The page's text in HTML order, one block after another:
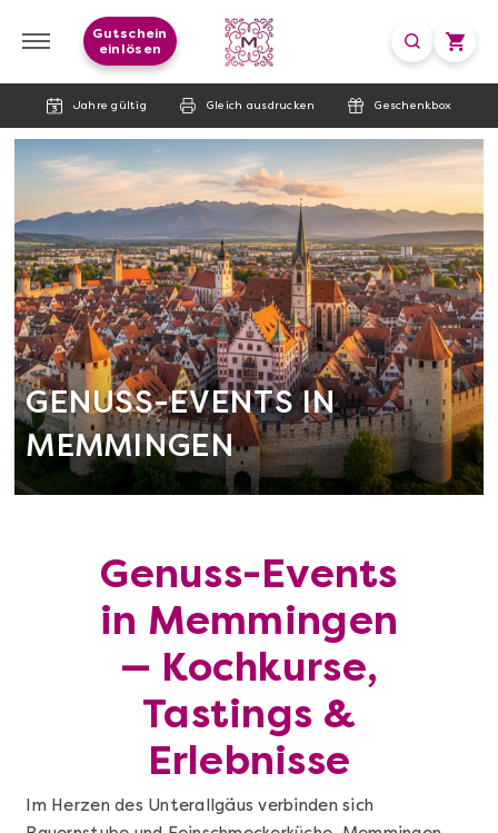
Jahre gültig Gleich ausdrucken Geschenkbox
Gutschein
einlösen
GENUSS-EVENTS IN
MEMMINGEN
Genuss-Events
in Memmingen
— Kochkurse,
Tastings &
Erlebnisse
Im Herzen des Unterallgäus verbinden sich